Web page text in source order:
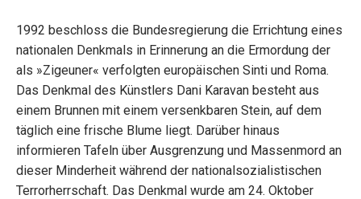
1992 beschloss die Bundesregierung die Errichtung eines
nationalen Denkmals in Erinnerung an die Ermordung der
als »Zigeuner« verfolgten europäischen Sinti und Roma.
Das Denkmal des Künstlers Dani Karavan besteht aus
einem Brunnen mit einem versenkbaren Stein, auf dem
täglich eine frische Blume liegt. Darüber hinaus
informieren Tafeln über Ausgrenzung und Massenmord an
dieser Minderheit während der nationalsozialistischen
Terrorherrschaft. Das Denkmal wurde am 24. Oktober